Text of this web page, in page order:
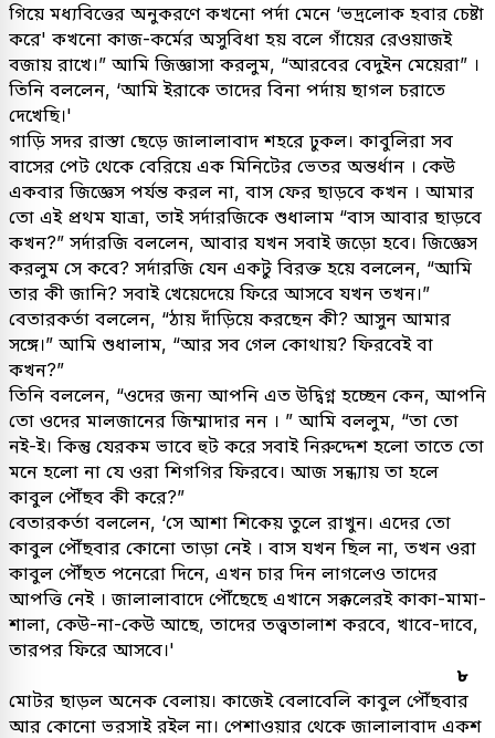
গিয়ে মধ্যবিত্তের অনুকরণে কখনো পর্দা মেনে ‘ভদ্রলোক হবার চেষ্টা
করে' কখনো কাজ-কর্মের অসুবিধা হয় বলে গাঁয়ের রেওয়াজই
বজায় রাখে।” আমি জিজ্ঞাসা করলুম, “আরবের বেদুইন মেয়েরা” ।
তিনি বললেন, ‘আমি ইরাকে তাদের বিনা পর্দায় ছাগল চরাতে
দেখেছি।'
গাড়ি সদর রাস্তা ছেড়ে জালালাবাদ শহরে ঢুকল। কাবুলিরা সব
বাসের পেট থেকে বেরিয়ে এক মিনিটের ভেতর অন্তর্ধান । কেউ
একবার জিজ্ঞেস পর্যন্ত করল না, বাস ফের ছাড়বে কখন । আমার
তো এই প্রথম যাত্রা, তাই সর্দারজিকে শুধালাম “বাস আবার ছাড়বে
কখন?” সর্দারজি বললেন, আবার যখন সবাই জড়ো হবে। জিজ্ঞেস
করলুম সে কবে? সর্দারজি যেন একটু বিরক্ত হয়ে বললেন, “আমি
তার কী জানি? সবাই খেয়েদেয়ে ফিরে আসবে যখন তখন।”
বেতারকর্তা বললেন, “ঠায় দাঁড়িয়ে করছেন কী? আসুন আমার
সঙ্গে।” আমি শুধালাম, “আর সব গেল কোথায়? ফিরবেই বা
কখন?”
তিনি বললেন, “ওদের জন্য আপনি এত উদ্বিগ্ন হচ্ছেন কেন, আপনি
তো ওদের মালজানের জিম্মাদার নন । ” আমি বললুম, “তা তো
নই-ই। কিন্তু যেরকম ভাবে হুট করে সবাই নিরুদ্দেশ হলো তাতে তো
মনে হলো না যে ওরা শিগগির ফিরবে। আজ সন্ধ্যায় তা হলে
কাবুল পৌঁছব কী করে?”
বেতারকর্তা বললেন, ‘সে আশা শিকেয় তুলে রাখুন। এদের তো
কাবুল পৌঁছবার কোনো তাড়া নেই । বাস যখন ছিল না, তখন ওরা
কাবুল পৌঁছত পনেরো দিনে, এখন চার দিন লাগলেও তাদের
আপত্তি নেই । জালালাবাদে পৌঁছেছে এখানে সক্কলেরই কাকা-মামা-
শালা, কেউ-না-কেউ আছে, তাদের তত্ত্বতালাশ করবে, খাবে-দাবে,
তারপর ফিরে আসবে।'
৮
মোটর ছাড়ল অনেক বেলায়। কাজেই বেলাবেলি কাবুল পৌঁছবার
আর কোনো ভরসাই রইল না। পেশাওয়ার থেকে জালালাবাদ একশ